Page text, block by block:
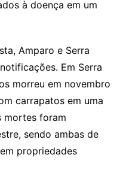
à doença em um
Amparo e Serra
Em Serra
morreu em novembro
carrapatos em uma
mortes foram
sendo ambas de
propriedades